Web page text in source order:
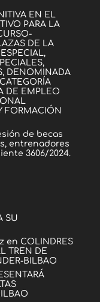
EN EL
PARA LA
DE LA
DENOMINADA
DE EMPLEO
FORMACIÓN
de becas
entrenadores
3606/2024.
SU
en COLINDRES
TREN DE
BILBAO